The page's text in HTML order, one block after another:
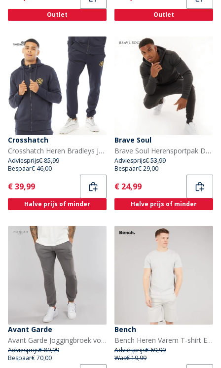
Outlet Outlet
Crosshatch
Crosshatch Heren Bradleys Joggingpak Marineblauw
Adviesprijs€ 85,99
Bespaar€ 46,00
Current
€ 39,99
Halve prijs of minder
Brave Soul
Brave Soul Herensportpak Donker Antraciet Melange
Adviesprijs€ 53,99
Bespaar€ 29,00
Current
€ 24,99
Halve prijs of minder
Avant Garde
Avant Garde Joggingbroek voor Heren met pigmentverf Stalen
Adviesprijs€ 89,99
Bespaar€ 70,00
Bench
Bench Heren Varem T-shirt En Shorts Set Set Frost Grey
Adviesprijs€ 69,99
Was€ 19,99